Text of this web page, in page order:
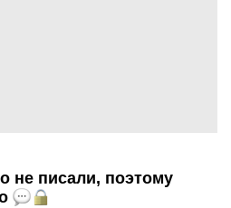
не писали, поэтому